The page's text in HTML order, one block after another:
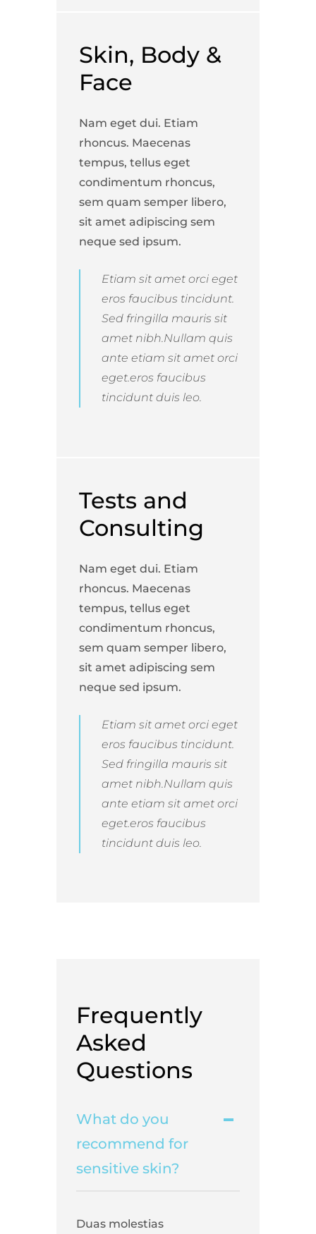
Skin, Body &
Face
Nam eget dui. Etiam
rhoncus. Maecenas
tempus, tellus eget
condimentum rhoncus,
sem quam semper libero,
sit amet adipiscing sem
neque sed ipsum.
Etiam sit amet orci eget
eros faucibus tincidunt.
Sed fringilla mauris sit
amet nibh.Nullam quis
ante etiam sit amet orci
eget.eros faucibus
tincidunt duis leo.
Tests and
Consulting
Nam eget dui. Etiam
rhoncus. Maecenas
tempus, tellus eget
condimentum rhoncus,
sem quam semper libero,
sit amet adipiscing sem
neque sed ipsum.
Etiam sit amet orci eget
eros faucibus tincidunt.
Sed fringilla mauris sit
amet nibh.Nullam quis
ante etiam sit amet orci
eget.eros faucibus
tincidunt duis leo.
Frequently
Asked
Questions
What do you
recommend for
sensitive skin?
Duas molestias